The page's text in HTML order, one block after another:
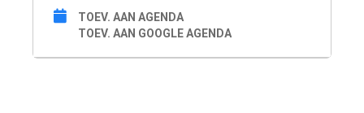
TOEV. AAN AGENDA
TOEV. AAN GOOGLE AGENDA